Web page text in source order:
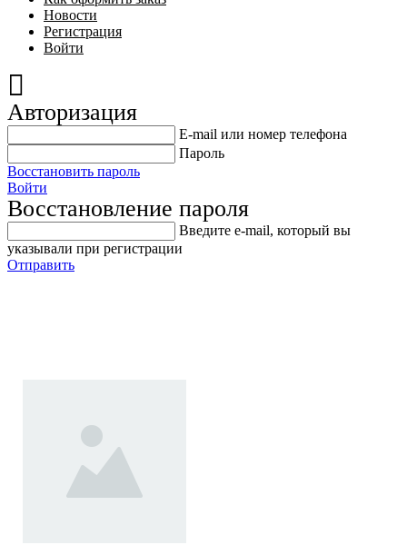
Новости
Регистрация
Войти
Авторизация
E-mail или номер телефона
Пароль
Восстановить пароль
Войти
Восстановление пароля
Введите е-mail, который вы
указывали при регистрации
Отправить